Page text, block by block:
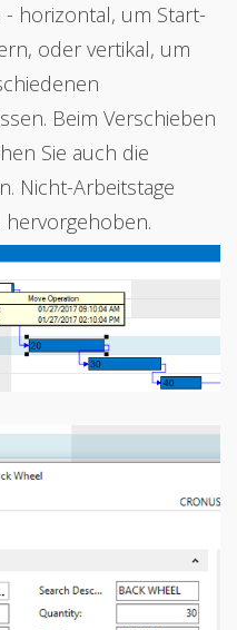
horizontal, um Start-
oder vertikal, um
Beim Verschieben
Sie auch die
Nicht-Arbeitstage